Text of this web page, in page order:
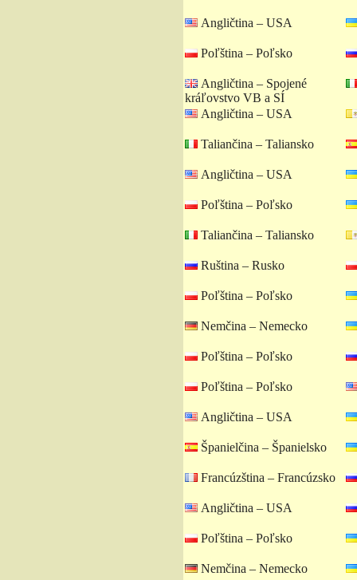
Angličtina – USA
Poľština – Poľsko
Angličtina – Spojené
kráľovstvo VB a SÍ
Angličtina – USA
Taliančina – Taliansko
Angličtina – USA
Poľština – Poľsko
Taliančina – Taliansko
Ruština – Rusko
Poľština – Poľsko
Nemčina – Nemecko
Poľština – Poľsko
Poľština – Poľsko
Angličtina – USA
Španielčina – Španielsko
Francúzština – Francúzsko
Angličtina – USA
Poľština – Poľsko
Nemčina – Nemecko